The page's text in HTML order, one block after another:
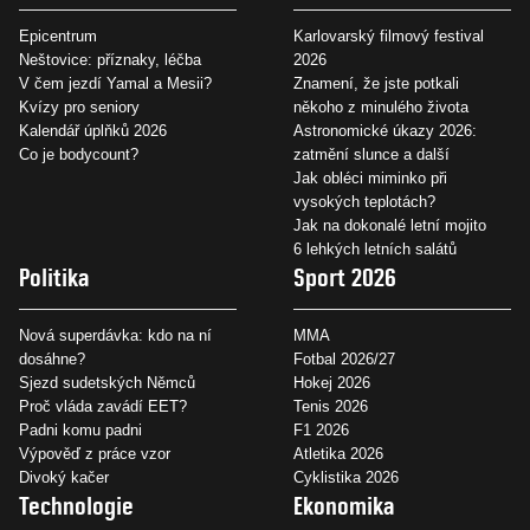
Epicentrum
Neštovice: příznaky, léčba
V čem jezdí Yamal a Mesii?
Kvízy pro seniory
Kalendář úplňků 2026
Co je bodycount?
Karlovarský filmový festival
2026
Znamení, že jste potkali
někoho z minulého života
Astronomické úkazy 2026:
zatmění slunce a další
Jak obléci miminko při
vysokých teplotách?
Jak na dokonalé letní mojito
6 lehkých letních salátů
Politika
Nová superdávka: kdo na ní
dosáhne?
Sjezd sudetských Němců
Proč vláda zavádí EET?
Padni komu padni
Výpověď z práce vzor
Divoký kačer
Sport 2026
MMA
Fotbal 2026/27
Hokej 2026
Tenis 2026
F1 2026
Atletika 2026
Cyklistika 2026
Technologie Ekonomika